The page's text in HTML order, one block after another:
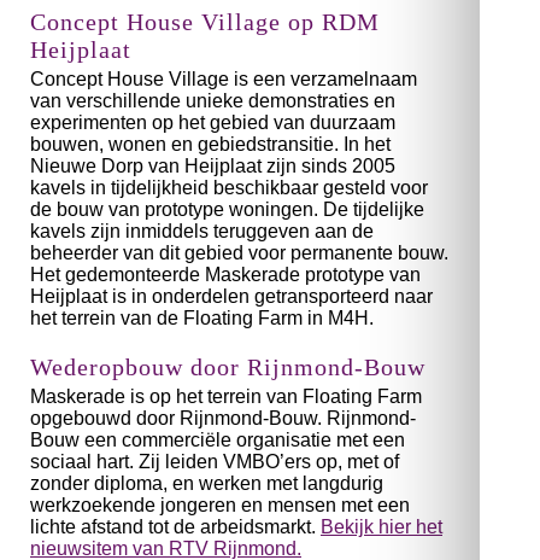
Concept House Village op RDM
Heijplaat
Concept House Village is een verzamelnaam
van verschillende unieke demonstraties en
experimenten op het gebied van duurzaam
bouwen, wonen en gebiedstransitie. In het
Nieuwe Dorp van Heijplaat zijn sinds 2005
kavels in tijdelijkheid beschikbaar gesteld voor
de bouw van prototype woningen. De tijdelijke
kavels zijn inmiddels teruggeven aan de
beheerder van dit gebied voor permanente bouw.
Het gedemonteerde Maskerade prototype van
Heijplaat is in onderdelen getransporteerd naar
het terrein van de Floating Farm in M4H.
Wederopbouw door Rijnmond-Bouw
Maskerade is op het terrein van Floating Farm
opgebouwd door Rijnmond-Bouw. Rijnmond-
Bouw een commerciële organisatie met een
sociaal hart. Zij leiden VMBO’ers op, met of
zonder diploma, en werken met langdurig
werkzoekende jongeren en mensen met een
lichte afstand tot de arbeidsmarkt. Bekijk hier het
nieuwsitem van RTV Rijnmond.